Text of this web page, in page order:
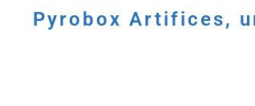
Pyrobox Artifices,